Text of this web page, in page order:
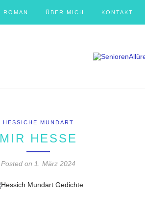
ROMAN ÜBER MICH KONTAKT
HESSICHE MUNDART
MIR HESSE
Posted on 1. März 2024